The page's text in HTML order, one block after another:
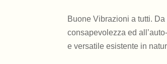
Buone Vibrazioni a tutti.
consapevolezza ed
e versatile esistente in